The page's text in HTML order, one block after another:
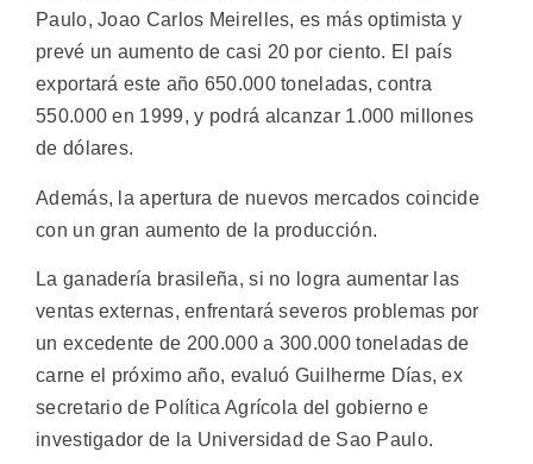
Paulo, Joao Carlos Meirelles, es más optimista y
prevé un aumento de casi 20 por ciento. El país
exportará este año 650.000 toneladas, contra
550.000 en 1999, y podrá alcanzar 1.000 millones
de dólares.
Además, la apertura de nuevos mercados coincide
con un gran aumento de la producción.
La ganadería brasileña, si no logra aumentar las
ventas externas, enfrentará severos problemas por
un excedente de 200.000 a 300.000 toneladas de
carne el próximo año, evaluó Guilherme Días, ex
secretario de Política Agrícola del gobierno e
investigador de la Universidad de Sao Paulo.